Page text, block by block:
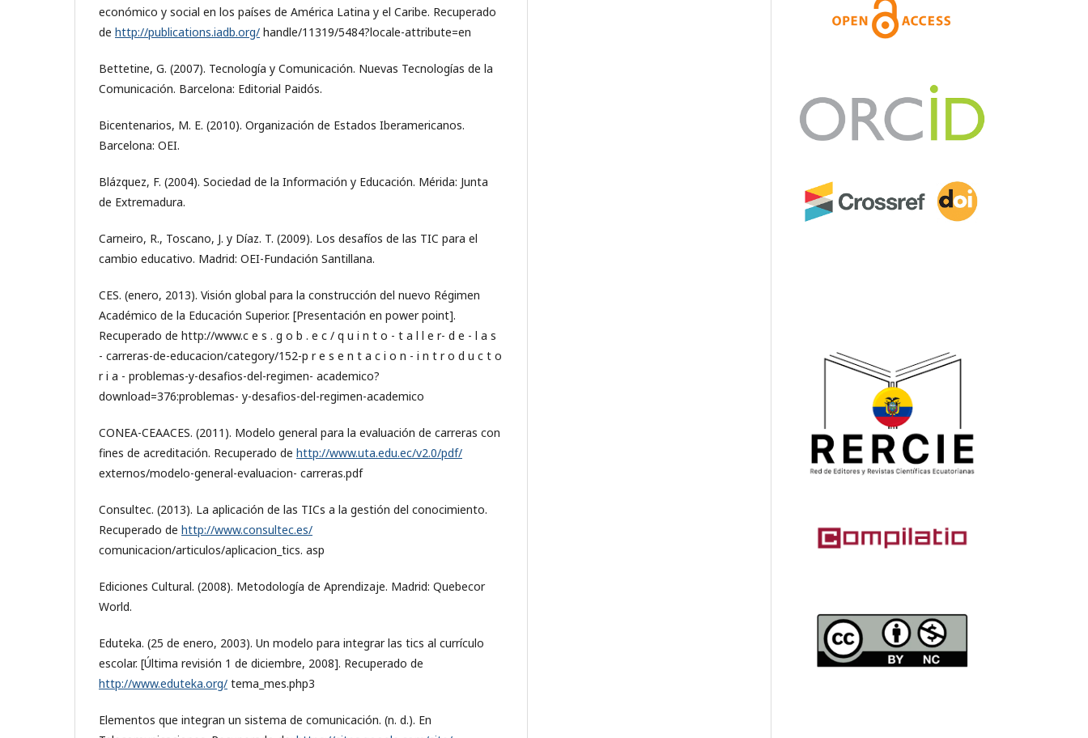
económico y social en los países de América Latina y el Caribe. Recuperado
de http://publications.iadb.org/ handle/11319/5484?locale-attribute=en
Bettetine, G. (2007). Tecnología y Comunicación. Nuevas Tecnologías de la
Comunicación. Barcelona: Editorial Paidós.
Bicentenarios, M. E. (2010). Organización de Estados Iberamericanos.
Barcelona: OEI.
Blázquez, F. (2004). Sociedad de la Información y Educación. Mérida: Junta
de Extremadura.
Carneiro, R., Toscano, J. y Díaz. T. (2009). Los desafíos de las TIC para el
cambio educativo. Madrid: OEI-Fundación Santillana.
CES. (enero, 2013). Visión global para la construcción del nuevo Régimen
Académico de la Educación Superior. [Presentación en power point].
Recuperado de http://www.c e s . g o b . e c / q u i n t o - t a l l e r- d e - l a s
- carreras-de-educacion/category/152-p r e s e n t a c i o n - i n t r o d u c t o
r i a - problemas-y-desafios-del-regimen- academico?
download=376:problemas- y-desafios-del-regimen-academico
CONEA-CEAACES. (2011). Modelo general para la evaluación de carreras con
fines de acreditación. Recuperado de http://www.uta.edu.ec/v2.0/pdf/
externos/modelo-general-evaluacion- carreras.pdf
Consultec. (2013). La aplicación de las TICs a la gestión del conocimiento.
Recuperado de http://www.consultec.es/
comunicacion/articulos/aplicacion_tics. asp
Ediciones Cultural. (2008). Metodología de Aprendizaje. Madrid: Quebecor
World.
Eduteka. (25 de enero, 2003). Un modelo para integrar las tics al currículo
escolar. [Última revisión 1 de diciembre, 2008]. Recuperado de
http://www.eduteka.org/ tema_mes.php3
Elementos que integran un sistema de comunicación. (n. d.). En